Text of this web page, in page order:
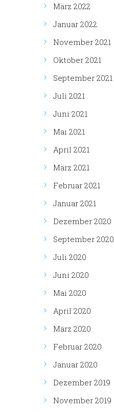
März 2022
Januar 2022
November 2021
Oktober 2021
September 2021
Juli 2021
Juni 2021
Mai 2021
April 2021
März 2021
Februar 2021
Januar 2021
Dezember 2020
September 2020
Juli 2020
Juni 2020
Mai 2020
April 2020
März 2020
Februar 2020
Januar 2020
Dezember 2019
November 2019